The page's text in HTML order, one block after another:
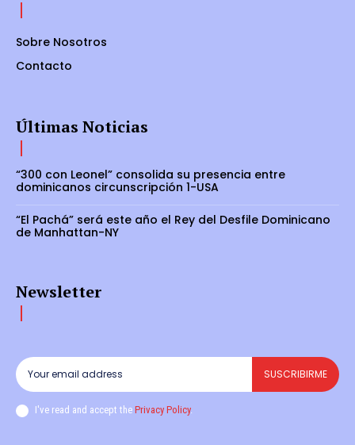
Sobre Nosotros
Contacto
Últimas Noticias
“300 con Leonel” consolida su presencia entre
dominicanos circunscripción 1-USA
“El Pachá” será este año el Rey del Desfile Dominicano
de Manhattan-NY
Newsletter
SUSCRIBIRME
I've read and accept the Privacy Policy.